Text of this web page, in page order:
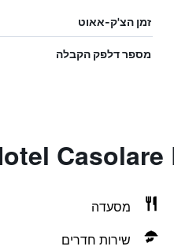
זמן הצ'ק-אאוט
מספר דלפק הקבלה
מסעדה
שירות חדרים